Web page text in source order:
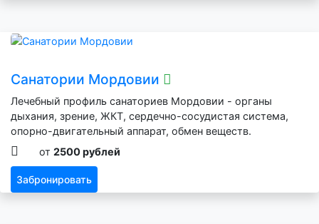
Санатории Мордовии
Лечебный профиль санаториев Мордовии - органы
дыхания, зрение, ЖКТ, сердечно-сосудистая система,
опорно-двигательный аппарат, обмен веществ.
от 2500 рублей
Забронировать